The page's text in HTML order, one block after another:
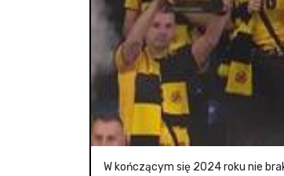
W kończącym się 2024 roku nie